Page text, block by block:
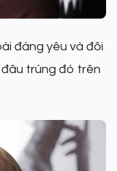
đáng yêu và đôi
trúng đó trên